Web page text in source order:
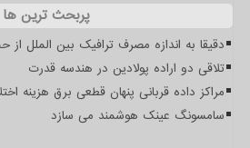
پربحث ترین ها
دقیقا به اندازه مصرف ترافیک بین الملل
تلاقی دو اراده پولادین در هندسه قدرت
مراکز داده قربانی پنهان قطعی برق هزینه
سامسونگ عینک هوشمند می سازد